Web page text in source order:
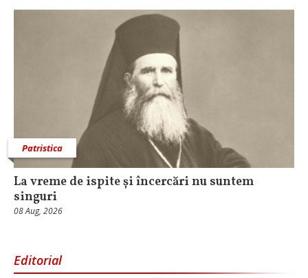
Patristica
La vreme de ispite și încercări nu suntem
singuri
08 Aug, 2026
Editorial